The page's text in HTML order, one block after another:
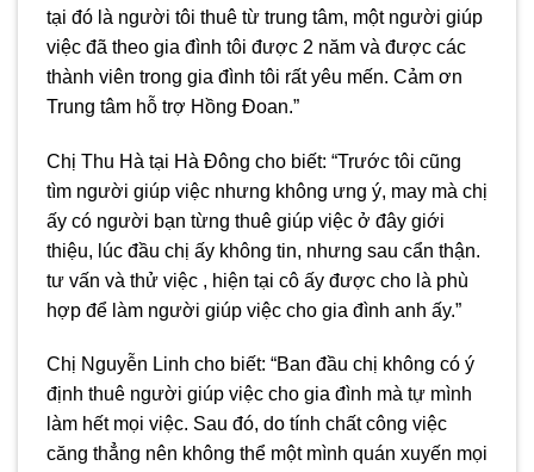
tại đó là người tôi thuê từ trung tâm, một người giúp
việc đã theo gia đình tôi được 2 năm và được các
thành viên trong gia đình tôi rất yêu mến. Cảm ơn
Trung tâm hỗ trợ Hồng Đoan.”
Chị Thu Hà tại Hà Đông cho biết: “Trước tôi cũng
tìm người giúp việc nhưng không ưng ý, may mà chị
ấy có người bạn từng thuê giúp việc ở đây giới
thiệu, lúc đầu chị ấy không tin, nhưng sau cẩn thận.
tư vấn và thử việc , hiện tại cô ấy được cho là phù
hợp để làm người giúp việc cho gia đình anh ấy.”
Chị Nguyễn Linh cho biết: “Ban đầu chị không có ý
định thuê người giúp việc cho gia đình mà tự mình
làm hết mọi việc. Sau đó, do tính chất công việc
căng thẳng nên không thể một mình quán xuyến mọi